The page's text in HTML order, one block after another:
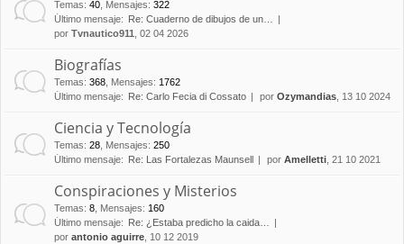
Temas: 40 Mensajes: 322
Último mensaje:
Re: Cuaderno de dibujos de un…
por Tvnautico911 , 02 04 2026
Biografías
Temas: 368 Mensajes: 1762
Último mensaje:
Re: Carlo Fecia di Cossato por Ozymandias , 13 10 2024
Ciencia y Tecnología
Temas: 28 Mensajes: 250
Último mensaje:
Re: Las Fortalezas Maunsell por Amelletti , 21 10 2021
Conspiraciones y Misterios
Temas: 8 Mensajes: 160
Último mensaje:
Re: ¿Estaba predicho la caida…
por antonio aguirre , 10 12 2019